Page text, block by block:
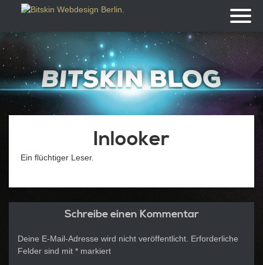
Inlooker
Ein flüchtiger Leser.
Schreibe einen Kommentar
Deine E-Mail-Adresse wird nicht veröffentlicht. Erforderliche
Felder sind mit * markiert